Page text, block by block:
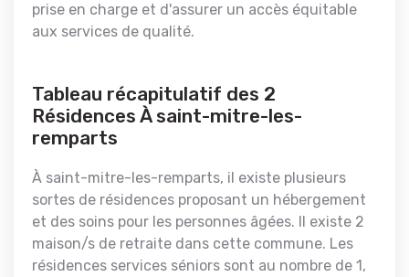
prise en charge et d'assurer un accès équitable
aux services de qualité.
Tableau récapitulatif des 2
Résidences À saint-mitre-les-
remparts
À saint-mitre-les-remparts, il existe plusieurs
sortes de résidences proposant un hébergement
et des soins pour les personnes âgées. Il existe 2
maison/s de retraite dans cette commune. Les
résidences services séniors sont au nombre de 1,